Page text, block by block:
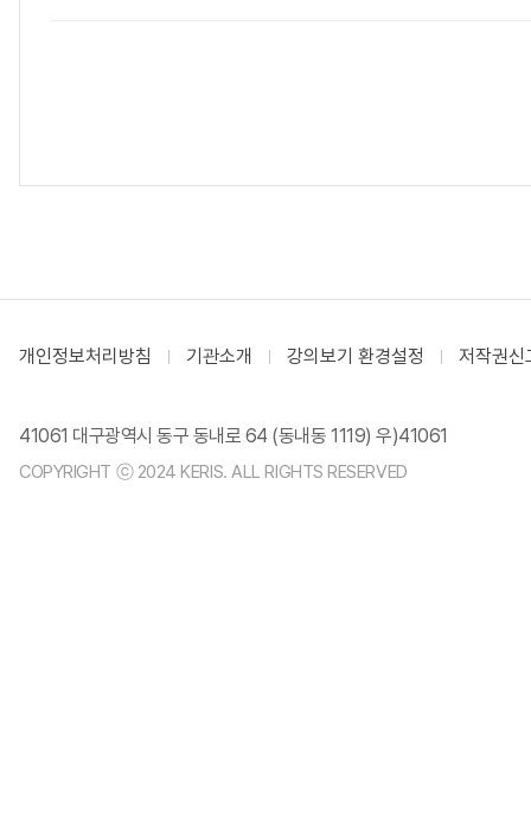
개인정보처리방침 기관소개 강의보기 환경설정 저작권신
41061 대구광역시 동구 동내로 64 (동내동 1119) 우)41061
COPYRIGHT ⓒ 2024 KERIS. ALL RIGHTS RESERVED